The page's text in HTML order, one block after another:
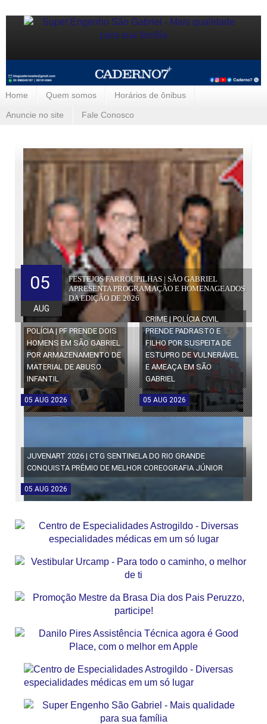
Home Quem somos Horários de ônibus
Anuncie no site Fale Conosco
FESTEJOS FARROUPILHAS | SÃO GABRIEL
APRESENTA PROGRAMAÇÃO E HOMENAGEADOS
DA EDIÇÃO DE 2026
05
AUG
POLÍCIA | PF PRENDE DOIS
HOMENS EM SÃO GABRIEL
POR ARMAZENAMENTO DE
MATERIAL DE ABUSO
INFANTIL
05 AUG 2026
CRIME | POLÍCIA CIVIL
PRENDE PADRASTO E
FILHO POR SUSPEITA DE
ESTUPRO DE VULNERÁVEL
E AMEAÇA EM SÃO
GABRIEL
05 AUG 2026
JUVENART 2026 | CTG SENTINELA DO RIO GRANDE
CONQUISTA PRÊMIO DE MELHOR COREOGRAFIA JÚNIOR
05 AUG 2026